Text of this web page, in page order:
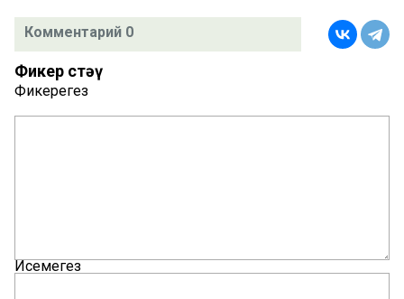
Комментарий 0
Фикер өстәү
Фикерегез
Исемегез